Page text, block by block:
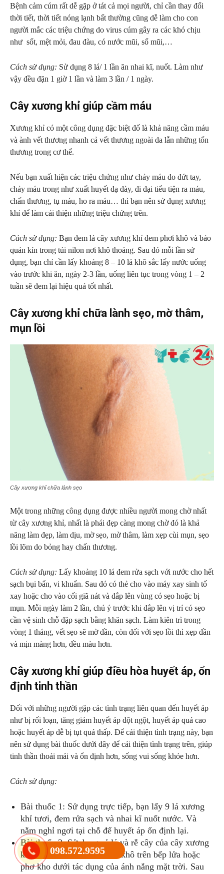
Bệnh cảm cúm rất dễ gặp ở tát cả mọi người, chỉ cần thay đổi
thời tiết, thời tiết nóng lạnh bất thường cũng dễ làm cho con
người mắc các triệu chứng do virus cúm gây ra các khó chịu
như sốt, mệt mỏi, đau đàu, có nước mũi, sổ mũi,…
Cách sử dụng: Sử dụng 8 lá/ 1 lần ăn nhai kĩ, nuốt. Làm như
vậy đều đặn 1 giờ 1 lần và làm 3 lần / 1 ngày.
Cây xương khỉ giúp cầm máu
Xương khỉ có một công dụng đặc biệt đố là khả năng cầm máu
và ành vết thương nhanh cả vết thương ngoài da lẫn những tổn
thương trong cơ thể.
Nếu bạn xuất hiện các triệu chứng như chảy máu do đứt tay,
chảy máu trong như xuất huyết dạ dày, đi đại tiểu tiện ra máu,
chấn thương, tụ máu, ho ra máu… thì bạn nên sử dụng xương
khỉ để làm cải thiện những triệu chứng trên.
Cách sử dụng: Bạn đem lá cây xương khỉ đem phơi khô và bảo
quản kín trong túi nilon nơi khô thoáng. Sau đó mỗi lần sử
dụng, bạn chỉ cần lấy khoảng 8 – 10 lá khô sắc lấy nước uống
vào trước khi ăn, ngày 2-3 lần, uống liên tục trong vòng 1 – 2
tuần sẽ đem lại hiệu quả tốt nhất.
Cây xương khỉ chữa lành sẹo, mờ thâm,
mụn lồi
Cây xương khỉ chữa lành sẹo
Một trong những công dụng được nhiều người mong chờ nhất
từ cây xương khỉ, nhất là phái đẹp càng mong chờ đó là khả
năng làm đẹp, làm dịu, mờ sẹo, mờ thâm, làm xẹp cùi mụn, sẹo
lồi lõm do bỏng hay chấn thương.
Cách sử dụng: Lấy khoảng 10 lá đem rửa sạch với nước cho hết
sạch bụi bẩn, vi khuẩn. Sau đó có thẻ cho vào máy xay sinh tố
xay hoặc cho vào cối giã nát và dắp lên vùng có sẹo hoặc bị
mụn. Mỗi ngày làm 2 lần, chú ý trước khi đắp lên vị trí có sẹo
cần vệ sinh chỗ đặp sạch bằng khăn sạch. Làm kiên trì trong
vòng 1 tháng, vết sẹo sẽ mờ dần, còn đối với sẹo lồi thì xẹp dần
và mịn màng hơn, đều màu hơn.
Cây xương khỉ giúp điều hòa huyết áp, ổn
định tinh thần
Đối với những người gặp các tình trạng liên quan đến huyết áp
như bị rối loạn, tăng giảm huyết áp dột ngột, huyết áp quá cao
hoặc huyết áp dễ bị tụt quá thấp. Để cải thiện tình trạng này, bạn
nên sử dụng bài thuốc dưới đây để cải thiện tình trạng trên, giúp
tinh thần thoải mái và ổn định hơn, sống vui sống khỏe hơn.
Cách sử dụng:
Bài thuốc 1: Sử dụng trực tiếp, bạn lấy 9 lá xương
khỉ tươi, đem rửa sạch và nhai kĩ nuốt nước. Và
nằm nghỉ ngơi tại chỗ để huyết áp ổn định lại.
Bài thuốc 2: Sử dụng cả lá và rễ cây của cây xương
khỉ, cắt lát nhỏ và đem sao khô trên bếp lửa hoặc
phơ kho dưới tác dụng của ánh nắng mặt trời. Sau
098.572.9595